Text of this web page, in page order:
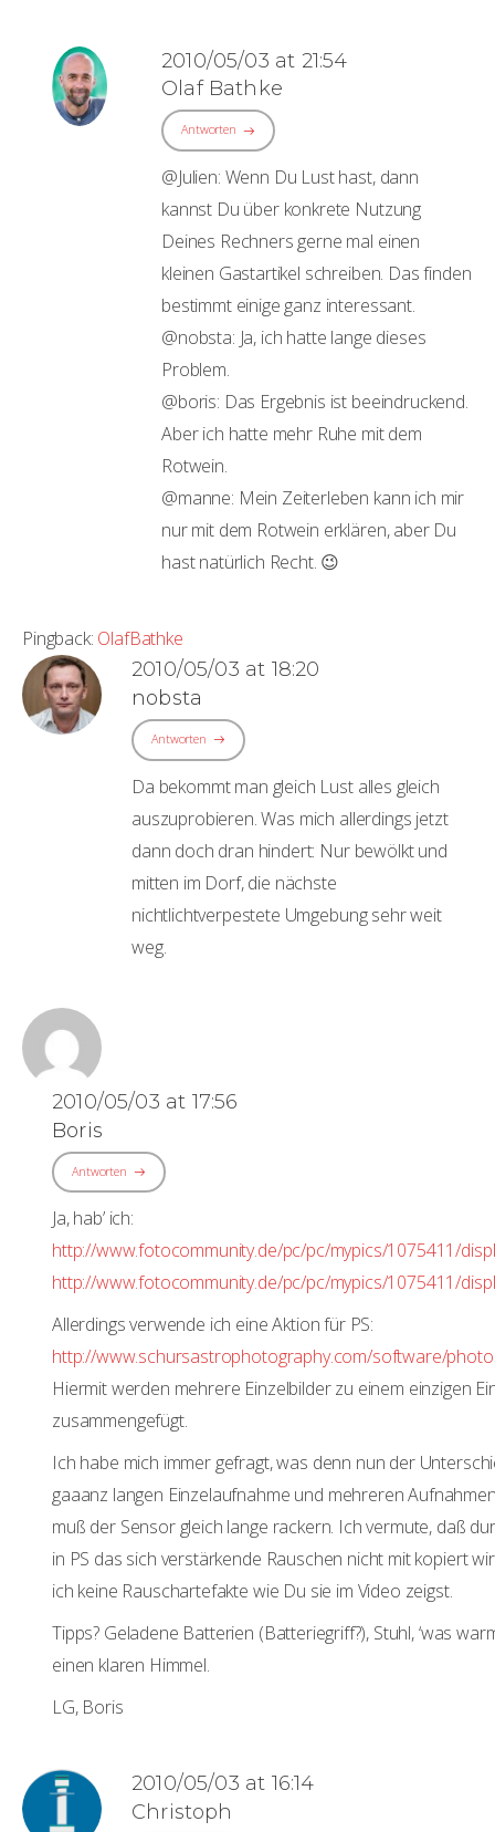
2010/05/03 at 21:54
Olaf Bathke
Antworten
@Julien: Wenn Du Lust hast, dann
kannst Du über konkrete Nutzung
Deines Rechners gerne mal einen
kleinen Gastartikel schreiben. Das finden
bestimmt einige ganz interessant.
@nobsta: Ja, ich hatte lange dieses
Problem.
@boris: Das Ergebnis ist beeindruckend.
Aber ich hatte mehr Ruhe mit dem
Rotwein.
@manne: Mein Zeiterleben kann ich mir
nur mit dem Rotwein erklären, aber Du
hast natürlich Recht. 😉
Pingback: OlafBathke
2010/05/03 at 18:20
nobsta
Antworten
Da bekommt man gleich Lust alles gleich
auszuprobieren. Was mich allerdings jetzt
dann doch dran hindert: Nur bewölkt und
mitten im Dorf, die nächste
nichtlichtverpestete Umgebung sehr weit
weg.
2010/05/03 at 17:56
Boris
Antworten
Ja, hab’ ich:
http://www.fotocommunity.de/pc/pc/mypics/1075411/
http://www.fotocommunity.de/pc/pc/mypics/1075411/
Allerdings verwende ich eine Aktion für PS:
http://www.schursastrophotography.com/software/
Hiermit werden mehrere Einzelbilder zu einem einzigen
zusammengefügt.
Ich habe mich immer gefragt, was denn nun der
gaaanz langen Einzelaufnahme und mehreren
muß der Sensor gleich lange rackern. Ich vermute, daß
in PS das sich verstärkende Rauschen nicht mit kopiert
ich keine Rauschartefakte wie Du sie im Video zeigst.
Tipps? Geladene Batterien (Batteriegriff?), Stuhl, ‘was
einen klaren Himmel.
LG, Boris
2010/05/03 at 16:14
Christoph